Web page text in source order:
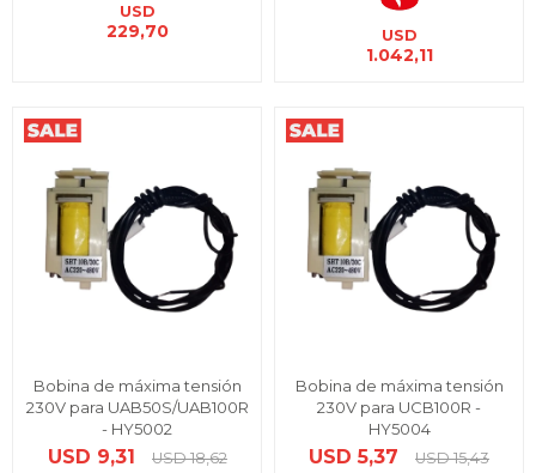
USD
229,70 USD
1.042,11
Bobina de máxima tensión
230V para UAB50S/UAB100R
- HY5002
USD 9,31 USD 18,62
Bobina de máxima tensión
230V para UCB100R -
HY5004
USD 5,37 USD 15,43